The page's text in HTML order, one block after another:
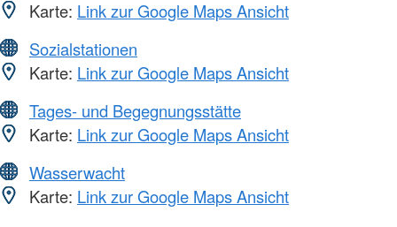
Karte: Link zur Google Maps Ansicht
Sozialstationen
Karte: Link zur Google Maps Ansicht
Tages- und Begegnungsstätte
Karte: Link zur Google Maps Ansicht
Wasserwacht
Karte: Link zur Google Maps Ansicht